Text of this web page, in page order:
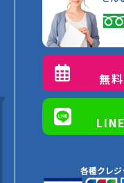
無
各種クレ